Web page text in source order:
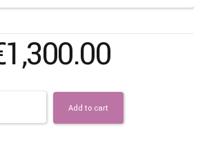
1,300.00
Add to cart